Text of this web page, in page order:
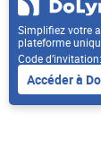
Simplifiez votre
plateforme
Code d’invitation:
Accéder à